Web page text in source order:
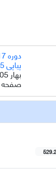
پیاپی 55
بهار 1405
صفحه